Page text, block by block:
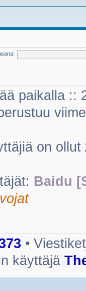
paikalla ::
on ollut
Baidu
•
käyttäjä